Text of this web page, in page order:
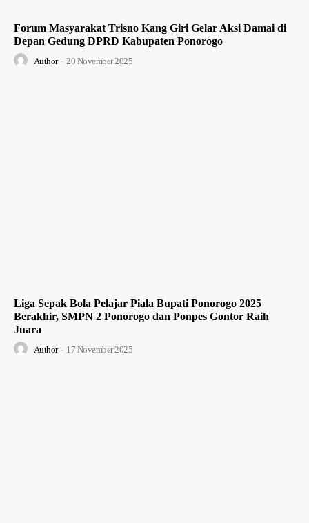
Forum Masyarakat Trisno Kang Giri Gelar Aksi Damai di
Depan Gedung DPRD Kabupaten Ponorogo
Author - 20 November 2025
Liga Sepak Bola Pelajar Piala Bupati Ponorogo 2025
Berakhir, SMPN 2 Ponorogo dan Ponpes Gontor Raih
Juara
Author - 17 November 2025